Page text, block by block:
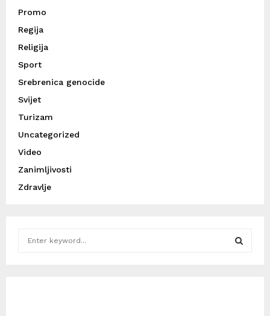
Promo
Regija
Religija
Sport
Srebrenica genocide
Svijet
Turizam
Uncategorized
Video
Zanimljivosti
Zdravlje